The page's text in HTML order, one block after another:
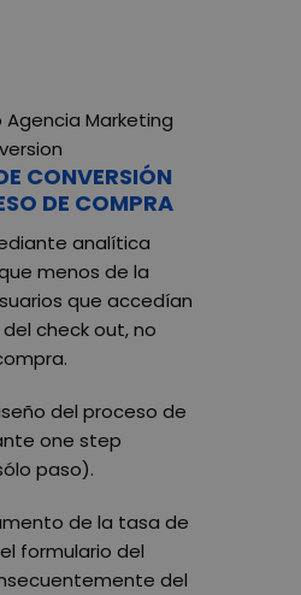
CONVERSIÓN
DE COMPRA
analítica
menos de la
que accedían
check out, no
del proceso de
one step
paso).
de la tasa de
formulario del
del